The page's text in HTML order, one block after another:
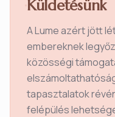
Küldetésünk
A Lume azért jött
embereknek
közösségi
tapasztalatok
felépülés